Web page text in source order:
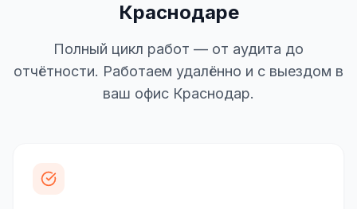
Краснодаре
Полный цикл работ — от аудита до
отчётности. Работаем удалённо и с выездом в
ваш офис Краснодар.